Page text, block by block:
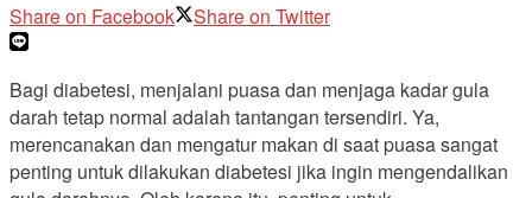
Share on Facebook Share on Twitter
Bagi diabetesi, menjalani puasa dan menjaga kadar gula
darah tetap normal adalah tantangan tersendiri. Ya,
merencanakan dan mengatur makan di saat puasa sangat
penting untuk dilakukan diabetesi jika ingin mengendalikan